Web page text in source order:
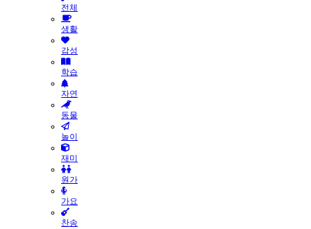
전체
생활
감성
학습
자연
동물
놀이
재미
원가
가요
찬송